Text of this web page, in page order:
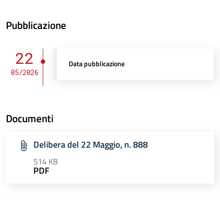
Pubblicazione
22
05/2026
Data pubblicazione
Documenti
Delibera del 22 Maggio, n. 888
514 KB
PDF